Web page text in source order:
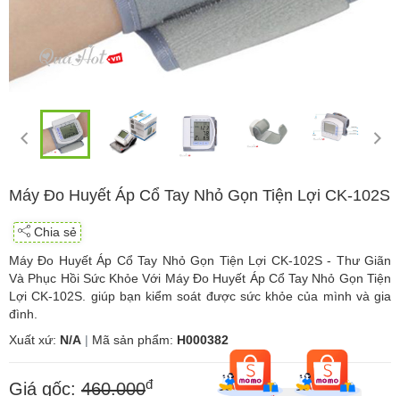
Máy Đo Huyết Áp Cổ Tay Nhỏ Gọn Tiện Lợi CK-102S
Chia sẻ
Máy Đo Huyết Áp Cổ Tay Nhỏ Gọn Tiện Lợi CK-102S - Thư Giãn
Và Phục Hồi Sức Khỏe Với Máy Đo Huyết Áp Cổ Tay Nhỏ Gọn Tiện
Lợi CK-102S. giúp bạn kiểm soát được sức khỏe của mình và gia
đình.
Xuất xứ: N/A | Mã sản phẩm: H000382
Giá gốc: 460.000đ